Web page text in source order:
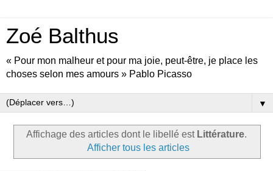
Zoé Balthus
« Pour mon malheur et pour ma joie, peut-être, je place les
choses selon mes amours » Pablo Picasso
▼
Affichage des articles dont le libellé est Littérature.
Afficher tous les articles